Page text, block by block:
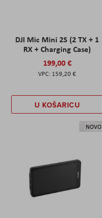
DJI Mic Mini 2S (2 TX + 1
RX + Charging Case)
199,00 €
159,20 €
U KOŠARICU
NOVO